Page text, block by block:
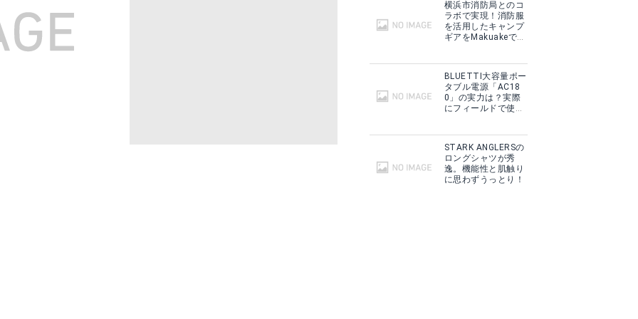
横浜市消防局とのコ
ラボで実現！消防服
を活用したキャンプ
ギアをMakuakeで予
BLUETTI大容量ポー
タブル電源「AC18
0」の実力は？実際
にフィールドで使用
STARK ANGLERSの
ロングシャツが秀
逸。機能性と肌触り
に思わずうっとり！